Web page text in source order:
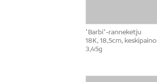
"Barbi"-ranneketju
18K, 18,5cm, keskipaino
3,45g